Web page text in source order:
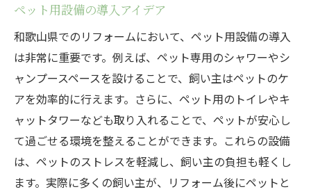
和歌山県で注目のペットに適したリフォームの
トレンド
最新のペットフレンドリーアイデア
和歌山県のトレンドをチェック
地元で人気のリフォームスタイル
未来を見据えたエコリフォーム
持続可能な住まい作りの実例
和歌山特有の養生法を活かしたリフォーム
ペット用設備の導入アイデア
和歌山県でのリフォームにおいて、ペット用設備の導入
は非常に重要です。例えば、ペット専用のシャワーやシ
ャンプースペースを設けることで、飼い主はペットのケ
アを効率的に行えます。さらに、ペット用のトイレやキ
ャットタワーなども取り入れることで、ペットが安心し
て過ごせる環境を整えることができます。これらの設備
は、ペットのストレスを軽減し、飼い主の負担も軽くし
ます。実際に多くの飼い主が、リフォーム後にペットと